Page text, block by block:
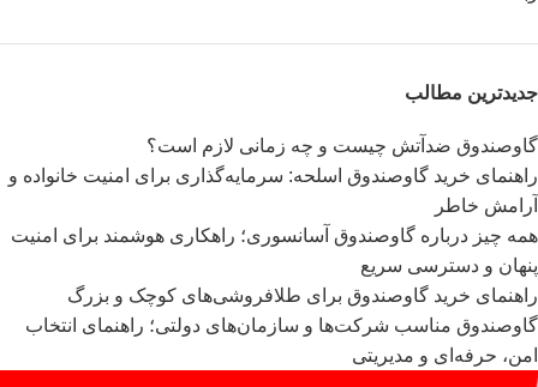
جدیدترین مطالب
گاوصندوق ضدآتش چیست و چه زمانی لازم است؟
راهنمای خرید گاوصندوق اسلحه: سرمایه‌گذاری برای امنیت خانواده و
آرامش خاطر
همه چیز درباره گاوصندوق آسانسوری؛ راهکاری هوشمند برای امنیت
پنهان و دسترسی سریع
راهنمای خرید گاوصندوق برای طلافروشی‌های کوچک و بزرگ
گاوصندوق مناسب شرکت‌ها و سازمان‌های دولتی؛ راهنمای انتخاب
امن، حرفه‌ای و مدیریتی